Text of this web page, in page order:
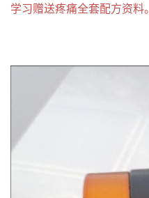
学习赠送疼痛全套配方资料。